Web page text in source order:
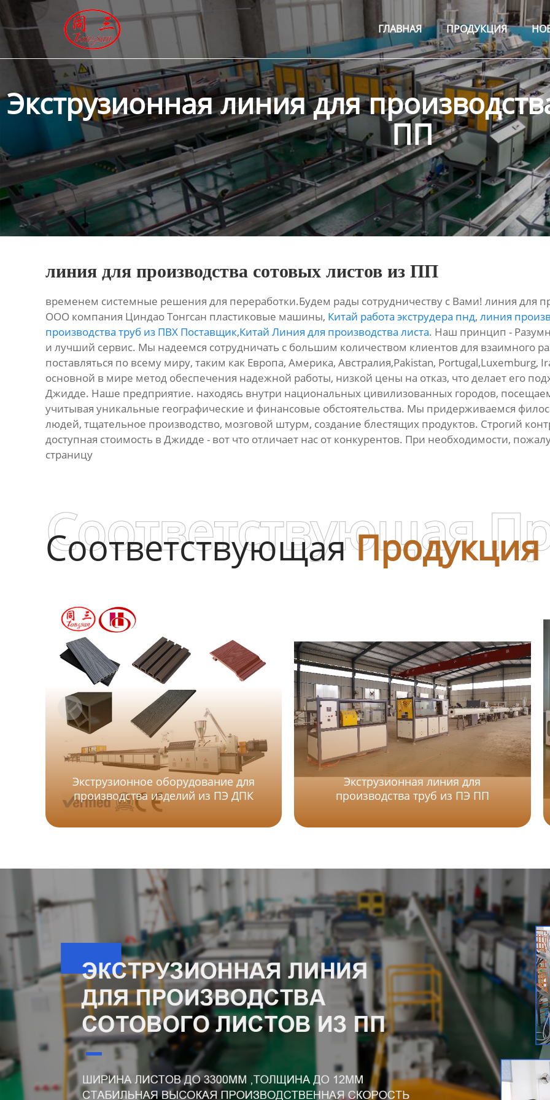
ГЛАВНАЯ ПРОДУКЦИЯ
ГЛАВНАЯ
ПРОДУКЦИЯ
НОВОСТИ
О HАС
Экструзионная линия для
ПП
линия для производства сотовых листов из ПП
временем системные решения для переработки.Будем рады сотрудничеству с Вами! линия для
ООО компания Циндао Тонгсан пластиковые машины, Китай работа экструдера пнд, линия
производства труб из ПВХ Поставщик,Китай Линия для производства листа. Наш принцип -
и лучший сервис. Мы надеемся сотрудничать с большим количеством клиентов для взаимного
поставляться по всему миру, таким как Европа, Америка, Австралия,Pakistan, Portugal,Luxemburg,
основной в мире метод обеспечения надежной работы, низкой цены на отказ, что делает его
Джидде. Наше предприятие. находясь внутри национальных цивилизованных городов,
учитывая уникальные географические и финансовые обстоятельства. Мы придерживаемся
людей, тщательное производство, мозговой штурм, создание блестящих продуктов. Строгий
доступная стоимость в Джидде - вот что отличает нас от конкурентов. При необходимости,
страницу
СоответствующаяПродукция
Соответствующая
Экструзионное оборудование для
производства изделий из ПЭ ДПК
Экструзионная линия для
производства труб из ПЭ ПП